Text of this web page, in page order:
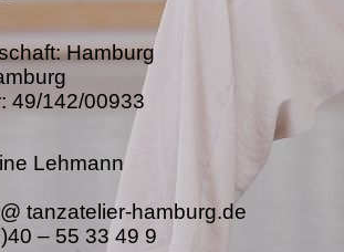
Hamburg
49/142/00933
Lehmann
tanzatelier-hamburg.de
– 55 33 49 9